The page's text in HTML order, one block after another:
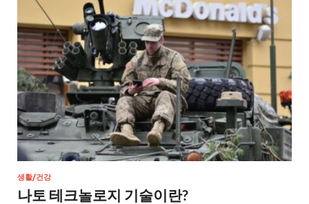
생활/건강
나토 테크놀로지 기술이란?